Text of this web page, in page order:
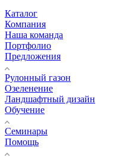
Каталог
Компания
Наша команда
Портфолио
Предложения
Рулонный газон
Озеленение
Ландшафтный дизайн
Обучение
Семинары
Помощь